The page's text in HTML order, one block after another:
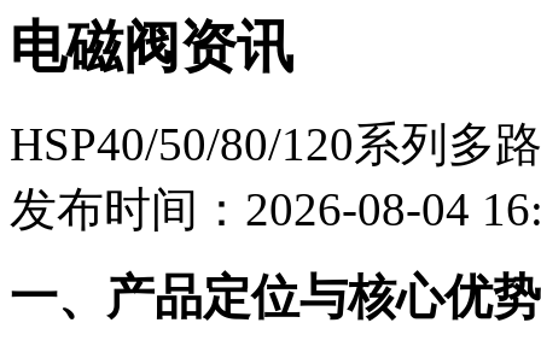
电磁阀资讯
HSP40/50/80/120系列多
发布时间：2026-08-04
一、产品定位与核心优势